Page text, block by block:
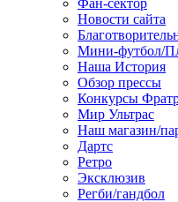
Фан-cектор
Новости сайта
Мини-футбол/
Наша История
Обзор прессы
Конкурсы
Мир Ультрас
Наш магазин/
Дартс
Ретро
Эксклюзив
Регби/гандбол